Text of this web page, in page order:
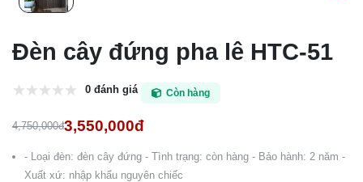
Đèn cây đứng pha lê HTC-51
0 đánh giá Còn hàng
4,750,000đ3,550,000đ
- Loại đèn: đèn cây đứng - Tình trạng: còn hàng - Bảo hành: 2 năm -
Xuất xứ: nhập khẩu nguyên chiếc